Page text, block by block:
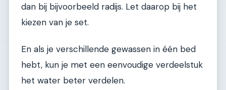
dan bij bijvoorbeeld radijs. Let daarop bij het
kiezen van je set.
En als je verschillende gewassen in één bed
hebt, kun je met een eenvoudige verdeelstuk
het water beter verdelen.